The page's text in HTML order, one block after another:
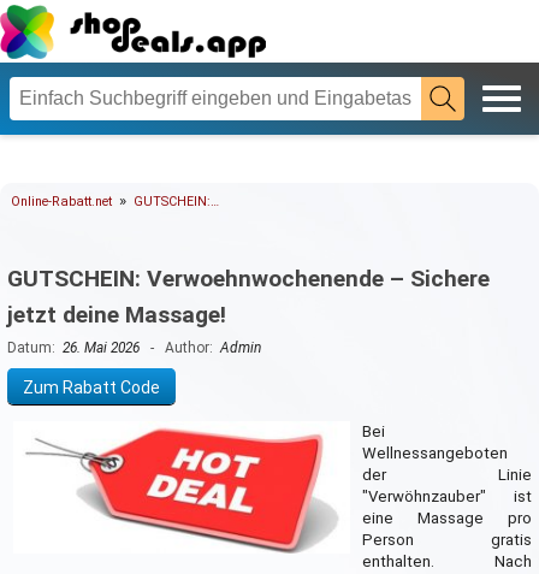
Online-Rabatt.net » GUTSCHEIN:…
GUTSCHEIN: Verwoehnwochenende – Sichere
jetzt deine Massage!
Datum: 26. Mai 2026- Author:Admin
Zum Rabatt Code
Bei
Wellnessangeboten
der Linie
"Verwöhnzauber" ist
eine Massage pro
Person gratis
enthalten. Nach